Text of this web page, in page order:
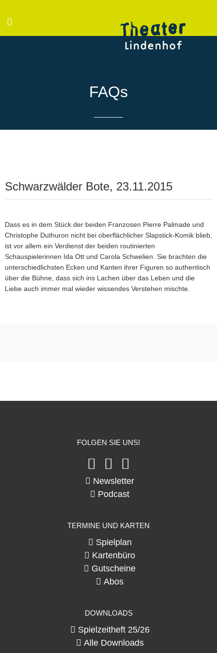
FAQs
Schwarzwälder Bote, 23.11.2015
Dass es in dem Stück der beiden Franzosen Pierre Palmade und
Christophe Duthuron nicht bei oberflächlicher Slapstick-Komik blieb,
ist vor allem ein Verdienst der beiden routinierten
Schauspielerinnen Ida Ott und Carola Schwelien. Sie brachten die
unterschiedlichsten Ecken und Kanten ihrer Figuren so authentisch
über die Bühne, dass sich ins Lachen über das Leben und die
Liebe auch immer mal wieder wissendes Verstehen mischte.
FOLGEN SIE UNS!
Newsletter
Podcast
TERMINE UND KARTEN
Spielplan
Kartenbüro
Gutscheine
Abos
DOWNLOADS
Spielzeitheft 25/26
Alle Downloads